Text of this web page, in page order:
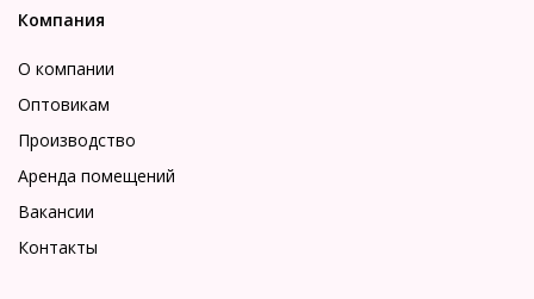
Компания
О компании
Оптовикам
Производство
Аренда помещений
Вакансии
Контакты